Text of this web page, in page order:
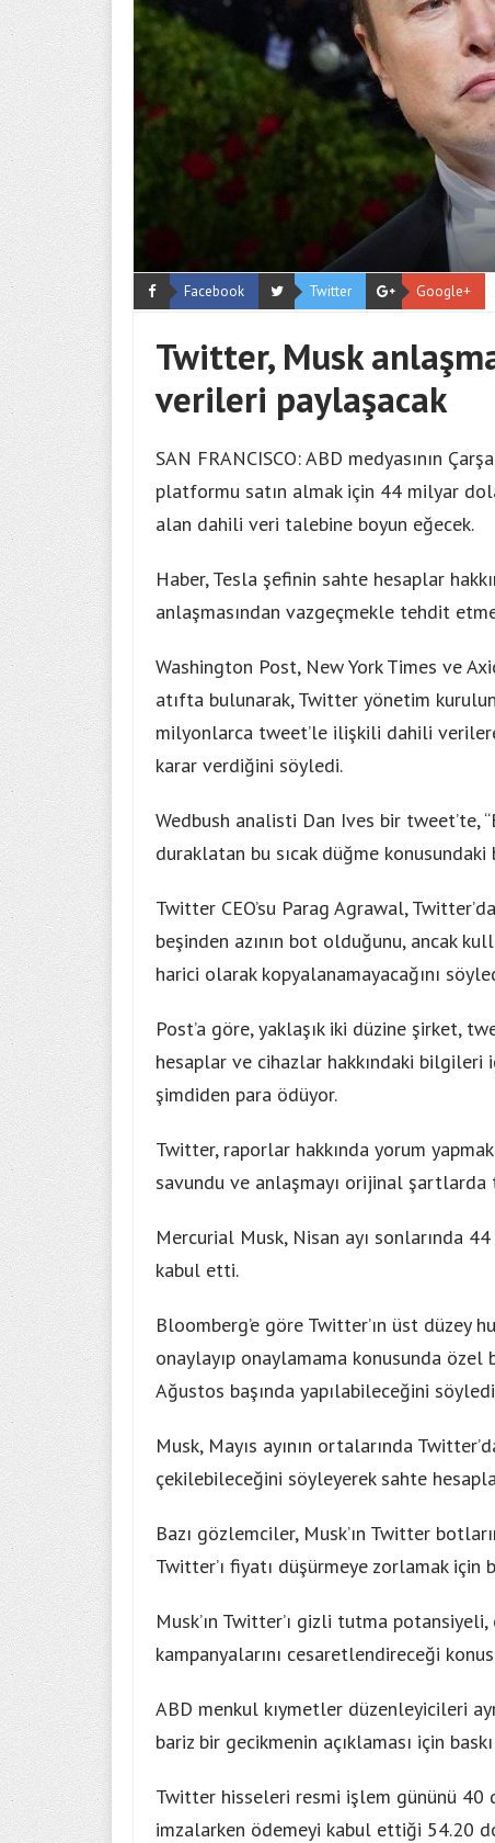
Facebook Twitter Google+
Twitter, Musk
verileri paylaşacak
SAN FRANCISCO: ABD medyasının
platformu satın almak için 44 milyar
alan dahili veri talebine boyun eğecek.
Haber, Tesla şefinin sahte hesaplar
anlaşmasından vazgeçmekle tehdit
Washington Post, New York Times ve
atıfta bulunarak, Twitter yönetim
milyonlarca tweet’le ilişkili dahili
karar verdiğini söyledi.
Wedbush analisti Dan Ives bir tweet’te,
duraklatan bu sıcak düğme
Twitter CEO’su Parag Agrawal,
beşinden azının bot olduğunu, ancak
harici olarak kopyalanamayacağını
Post’a göre, yaklaşık iki düzine şirket,
hesaplar ve cihazlar hakkındaki bilgileri
şimdiden para ödüyor.
Twitter, raporlar hakkında yorum
savundu ve anlaşmayı orijinal
Mercurial Musk, Nisan ayı sonlarında
kabul etti.
Bloomberg’e göre Twitter’ın üst düzey
onaylayıp onaylamama konusunda özel
Ağustos başında yapılabileceğini
Musk, Mayıs ayının ortalarında
çekilebileceğini söyleyerek sahte
Bazı gözlemciler, Musk’ın Twitter
Twitter’ı fiyatı düşürmeye zorlamak için
Musk’ın Twitter’ı gizli tutma
kampanyalarını cesaretlendireceği
ABD menkul kıymetler düzenleyicileri
bariz bir gecikmenin açıklaması için
Twitter hisseleri resmi işlem gününü 40
imzalarken ödemeyi kabul ettiği 54.20